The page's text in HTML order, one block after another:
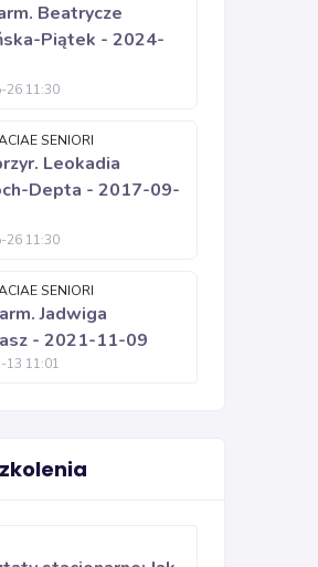
Beatrycze
Piątek - 2024-
26 11:30
SENIORI
Leokadia
Depta - 2017-09-
26 11:30
SENIORI
Jadwiga
- 2021-11-09
13 11:01